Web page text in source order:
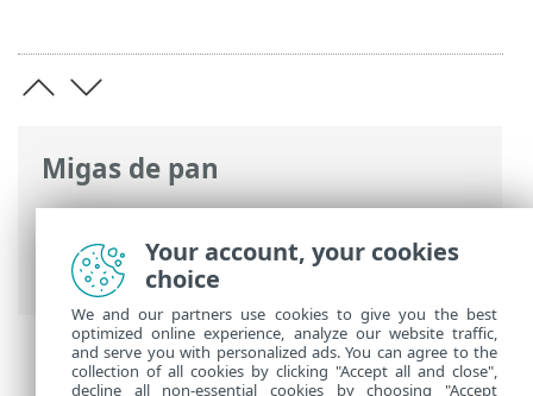
Migas de pan
Ayuda en línea de ESET>ESET PROTECT
On-Prem
>Prerrequisitos > Hipervisores
compatibles
Your account, your cookies
choice
We and our partners use cookies to give you the best
optimized online experience, analyze our website traffic,
and serve you with personalized ads. You can agree to the
collection of all cookies by clicking "Accept all and close",
decline all non-essential cookies by choosing "Accept